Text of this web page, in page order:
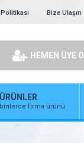
Bize Ulaşın
HEMEN ÜYE
ÜRÜNLER
binlerce firma ürünü